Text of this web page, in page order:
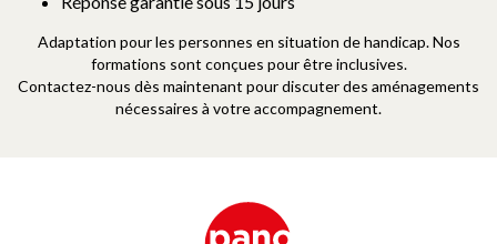
Adaptation pour les personnes en situation de handicap. Nos
formations sont conçues pour être inclusives.
Contactez-nous dès maintenant pour discuter des aménagements
nécessaires à votre accompagnement.